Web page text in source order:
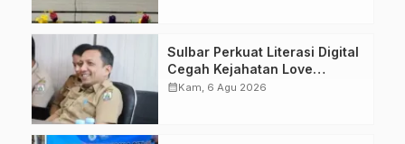
Sulbar Perkuat Literasi Digital
Cegah Kejahatan Love
Scamming
calendar_monthKam, 6 Agu 2026